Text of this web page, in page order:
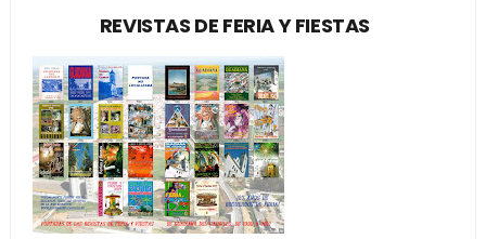
REVISTAS DE FERIA Y FIESTAS